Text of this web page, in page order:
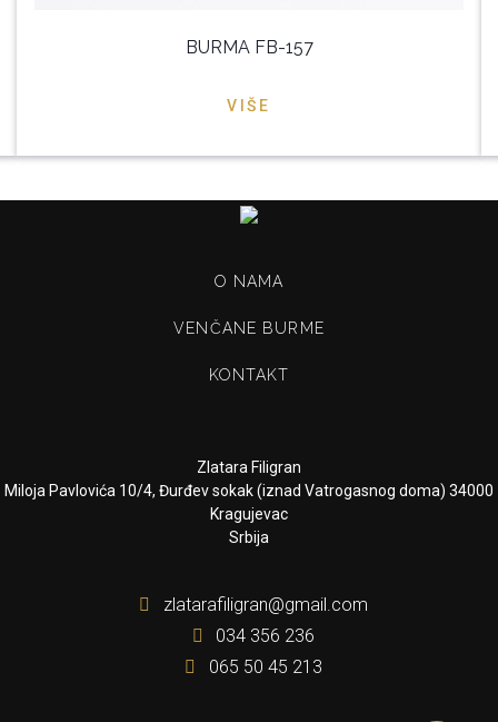
BURMA FB-157
VIŠE
O NAMA
VENČANE BURME
KONTAKT
Zlatara Filigran
Miloja Pavlovića 10/4, Đurđev sokak (iznad Vatrogasnog doma) 34000
Kragujevac
Srbija
zlatarafiligran@gmail.com
034 356 236
065 50 45 213